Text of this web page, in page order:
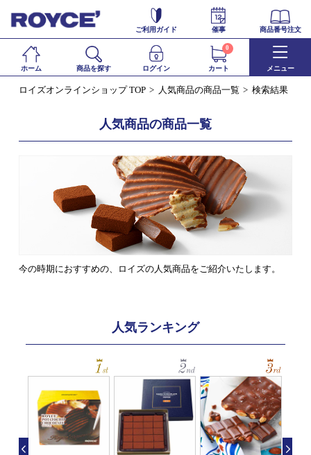
ご利用ガイド 催事 商品番号注文
ホーム 商品を探す ログイン カート
0
メニュー
ロイズオンラインショップ TOP 人気商品の商品一覧 検索結果
人気商品の商品一覧
今の時期におすすめの、ロイズの人気商品をご紹介いたします。
人気ランキング